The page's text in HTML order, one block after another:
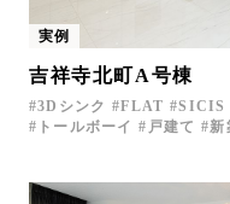
実例
吉祥寺北町A号棟
3Dシンク FLAT SICIS
トールボーイ
戸建て 新